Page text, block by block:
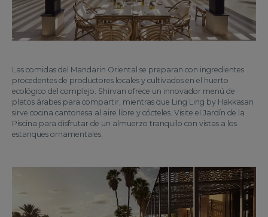
Las comidas del Mandarin Oriental se preparan con ingredientes
procedentes de productores locales y cultivados en el huerto
ecológico del complejo. Shirvan ofrece un innovador menú de
platos árabes para compartir, mientras que Ling Ling by Hakkasan
sirve cocina cantonesa al aire libre y cócteles. Visite el Jardín de la
Piscina para disfrutar de un almuerzo tranquilo con vistas a los
estanques ornamentales.